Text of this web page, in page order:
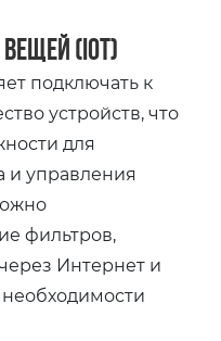
(IoT)
подключать к
устройств, что
для
и управления
фильтров,
Интернет и